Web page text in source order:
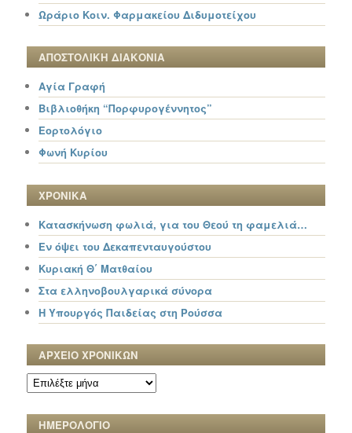
Ωράριο Κοιν. Φαρμακείου Διδυμοτείχου
ΑΠΟΣΤΟΛΙΚΗ ΔΙΑΚΟΝΙΑ
Αγία Γραφή
Βιβλιοθήκη “Πορφυρογέννητος”
Εορτολόγιο
Φωνή Κυρίου
ΧΡΟΝΙΚΑ
Κατασκήνωση φωλιά, για του Θεού τη φαμελιά…
Εν όψει του Δεκαπενταυγούστου
Κυριακή Θ΄ Ματθαίου
Στα ελληνοβουλγαρικά σύνορα
Η Υπουργός Παιδείας στη Ρούσσα
ΑΡΧΕΙΟ ΧΡΟΝΙΚΩΝ
ΑΡΧΕΙΟ
ΧΡΟΝΙΚΩΝ
ΗΜΕΡΟΛΟΓΙΟ